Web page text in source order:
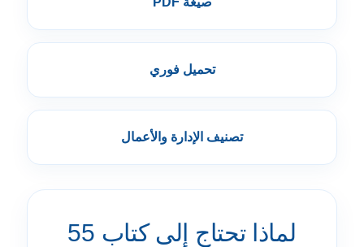
تحميل فوري
تصنيف الإدارة والأعمال
لماذا تحتاج إلى كتاب 55